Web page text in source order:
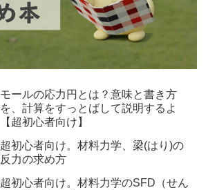
モールの応力円とは？意味と書き方
を、計算をすっとばして説明するよ
【超初心者向け】
超初心者向け。材料力学、梁(はり)の
反力の求め方
超初心者向け。材料力学のSFD（せん